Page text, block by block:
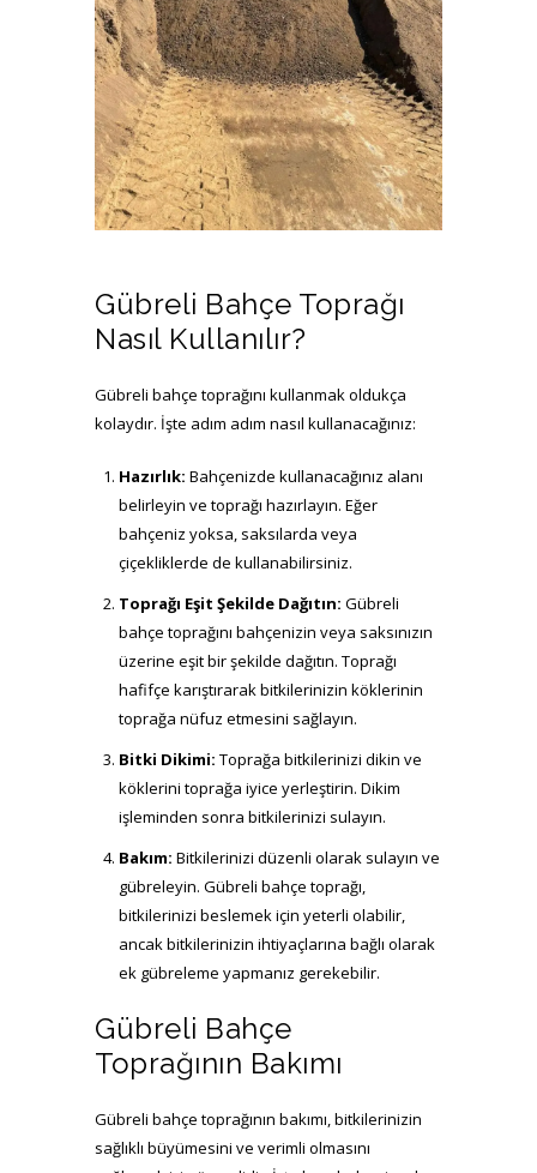
nebati_toprak (3)
Gübreli Bahçe Toprağı
Nasıl Kullanılır?
Gübreli bahçe toprağını kullanmak oldukça
kolaydır. İşte adım adım nasıl kullanacağınız:
Hazırlık: Bahçenizde kullanacağınız alanı
belirleyin ve toprağı hazırlayın. Eğer
bahçeniz yoksa, saksılarda veya
çiçekliklerde de kullanabilirsiniz.
Toprağı Eşit Şekilde Dağıtın: Gübreli
bahçe toprağını bahçenizin veya saksınızın
üzerine eşit bir şekilde dağıtın. Toprağı
hafifçe karıştırarak bitkilerinizin köklerinin
toprağa nüfuz etmesini sağlayın.
Bitki Dikimi: Toprağa bitkilerinizi dikin ve
köklerini toprağa iyice yerleştirin. Dikim
işleminden sonra bitkilerinizi sulayın.
Bakım: Bitkilerinizi düzenli olarak sulayın ve
gübreleyin. Gübreli bahçe toprağı,
bitkilerinizi beslemek için yeterli olabilir,
ancak bitkilerinizin ihtiyaçlarına bağlı olarak
ek gübreleme yapmanız gerekebilir.
Gübreli Bahçe
Toprağının Bakımı
Gübreli bahçe toprağının bakımı, bitkilerinizin
sağlıklı büyümesini ve verimli olmasını